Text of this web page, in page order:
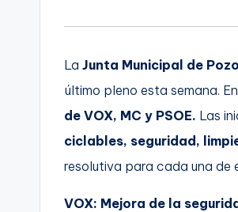
La Junta Municipal de
último pleno esta semana.
de VOX, MC y PSOE. Las
ciclables, seguridad,
resolutiva para cada una de
VOX: Mejora de la